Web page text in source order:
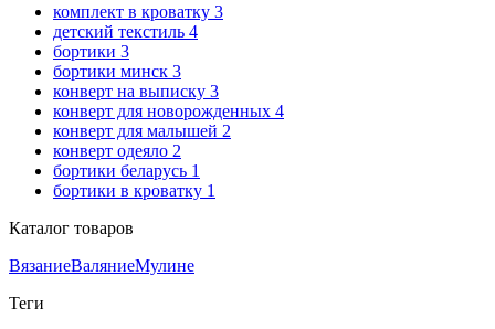
комплект в кроватку 3
детский текстиль 4
бортики 3
бортики минск 3
конверт на выписку 3
конверт для новорожденных 4
конверт для малышей 2
конверт одеяло 2
бортики беларусь 1
бортики в кроватку 1
Каталог товаров
ВязаниеВаляниеМулине
Теги